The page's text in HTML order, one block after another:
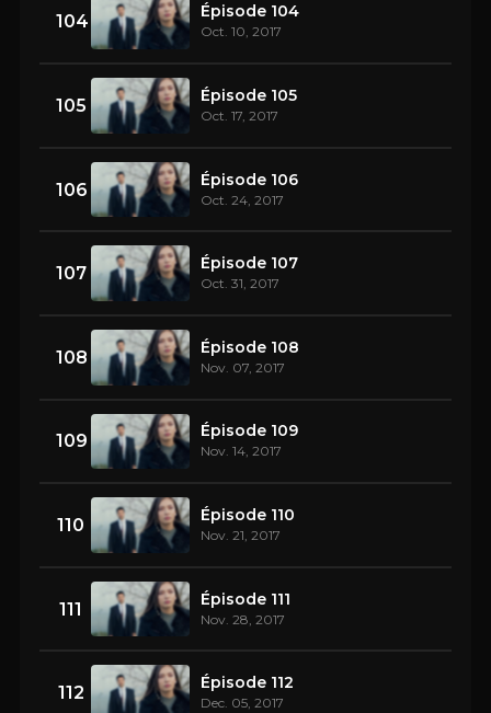
104 Épisode 104
Oct. 10, 2017
105 Épisode 105
Oct. 17, 2017
106 Épisode 106
Oct. 24, 2017
107 Épisode 107
Oct. 31, 2017
108 Épisode 108
Nov. 07, 2017
109 Épisode 109
Nov. 14, 2017
110 Épisode 110
Nov. 21, 2017
111 Épisode 111
Nov. 28, 2017
112 Épisode 112
Dec. 05, 2017